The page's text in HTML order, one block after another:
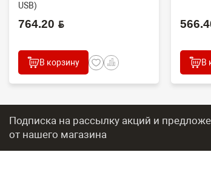
USB)
764.20 BYN
В корзину
566.40
В
Подписка на рассылку акций и
от нашего магазина